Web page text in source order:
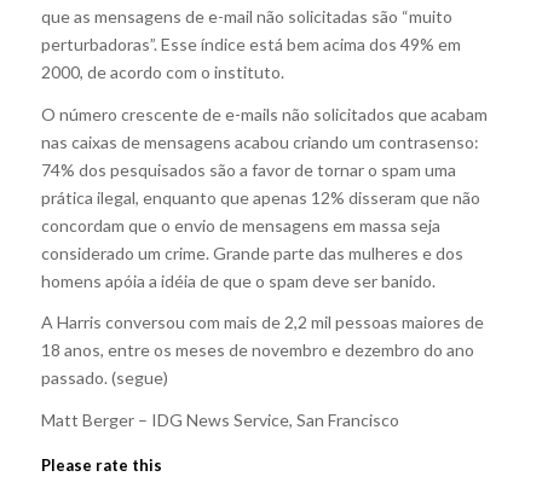
que as mensagens de e-mail não solicitadas são “muito
perturbadoras”. Esse índice está bem acima dos 49% em
2000, de acordo com o instituto.
O número crescente de e-mails não solicitados que acabam
nas caixas de mensagens acabou criando um contrasenso:
74% dos pesquisados são a favor de tornar o spam uma
prática ilegal, enquanto que apenas 12% disseram que não
concordam que o envio de mensagens em massa seja
considerado um crime. Grande parte das mulheres e dos
homens apóia a idéia de que o spam deve ser banido.
A Harris conversou com mais de 2,2 mil pessoas maiores de
18 anos, entre os meses de novembro e dezembro do ano
passado. (segue)
Matt Berger – IDG News Service, San Francisco
Please rate this